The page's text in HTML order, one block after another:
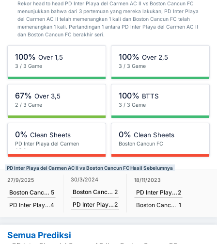
Rekor head to head PD Inter Playa del Carmen AC II vs Boston Cancun FC
menunjukkan bahwa dari 3 pertemuan yang mereka lakukan, PD Inter Playa
del Carmen AC II telah memenangkan 1 kali dan Boston Cancun FC telah
memenangkan 1 kali. Pertandingan 1 antara PD Inter Playa del Carmen AC II
dan Boston Cancun FC berakhir seri.
100% Over 1,5
3 / 3 Game
100% Over 2,5
3 / 3 Game
67% Over 3,5
2 / 3 Game
100% BTTS
3 / 3 Game
0% Clean Sheets
PD Inter Playa del Carmen
AC II
0% Clean Sheets
Boston Cancun FC
PD Inter Playa del Carmen AC II vs Boston Cancun FC Hasil Sebelumnya
27/9/2025
Boston Cancun FC 5
PD Inter Playa del Carmen AC II4
30/3/2024
Boston Cancun FC 2
PD Inter Playa del Carmen AC II2
18/11/2023
PD Inter Playa del Carmen AC II 2
Boston Cancun FC 1
Semua Prediksi